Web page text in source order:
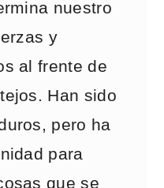
nuestro
y
al frente de
Han sido
pero ha
para
que se